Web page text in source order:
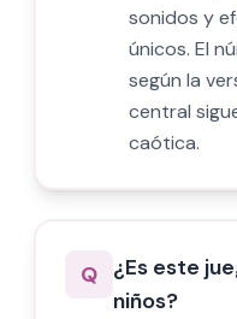
sonidos y
únicos. El
según la
central
caótica.
Q ¿Es este
niños?